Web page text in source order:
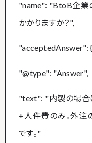
"name": "BtoB企業
かかりますか？",
"acceptedAnswer": {
"@type": "Answer",
"text": "内製の場合
+人件費のみ。外
です。"